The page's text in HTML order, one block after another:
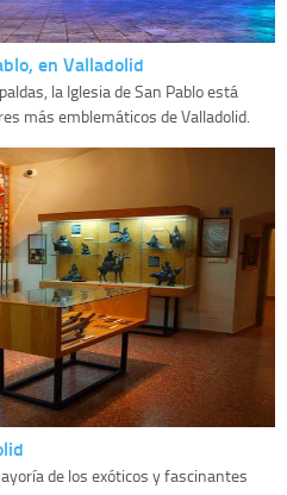
en Valladolid
la Iglesia de San Pablo está
más emblemáticos de Valladolid.
de los exóticos y fascinantes